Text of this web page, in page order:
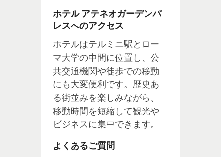
ホテル アテネオガーデンパ
レスへのアクセス
ホテルはテルミニ駅とロー
マ大学の中間に位置し、公
共交通機関や徒歩での移動
にも大変便利です。歴史あ
る街並みを楽しみながら、
移動時間を短縮して観光や
ビジネスに集中できます。
よくあるご質問